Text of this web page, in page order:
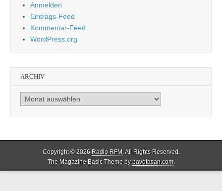
Anmelden
Eintrags-Feed
Kommentar-Feed
WordPress.org
ARCHIV
Archiv
Copyright © 2026 Radio RFM. All Rights Reserved.
The Magazine Basic Theme by bavotasan.com.